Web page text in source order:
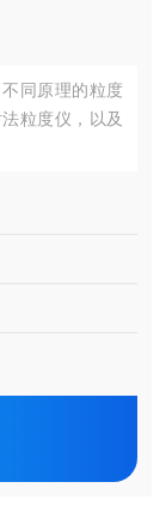
同原理的粒度
粒度仪，以及